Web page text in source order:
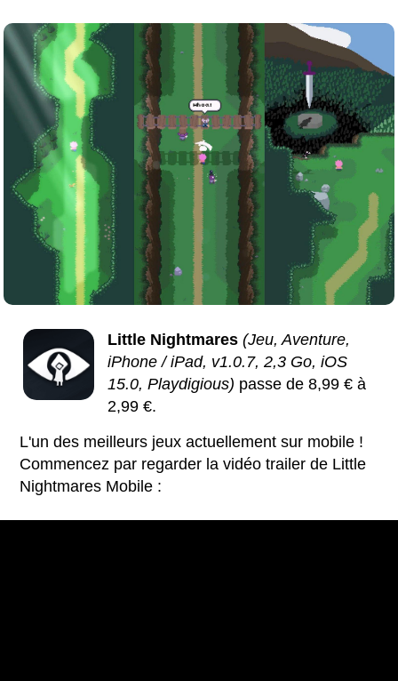
Little Nightmares (Jeu, Aventure,
iPhone / iPad, v1.0.7, 2,3 Go, iOS
15.0, Playdigious) passe de 8,99 € à
2,99 €.
L'un des meilleurs jeux actuellement sur mobile !
Commencez par regarder la vidéo trailer de Little
Nightmares Mobile :